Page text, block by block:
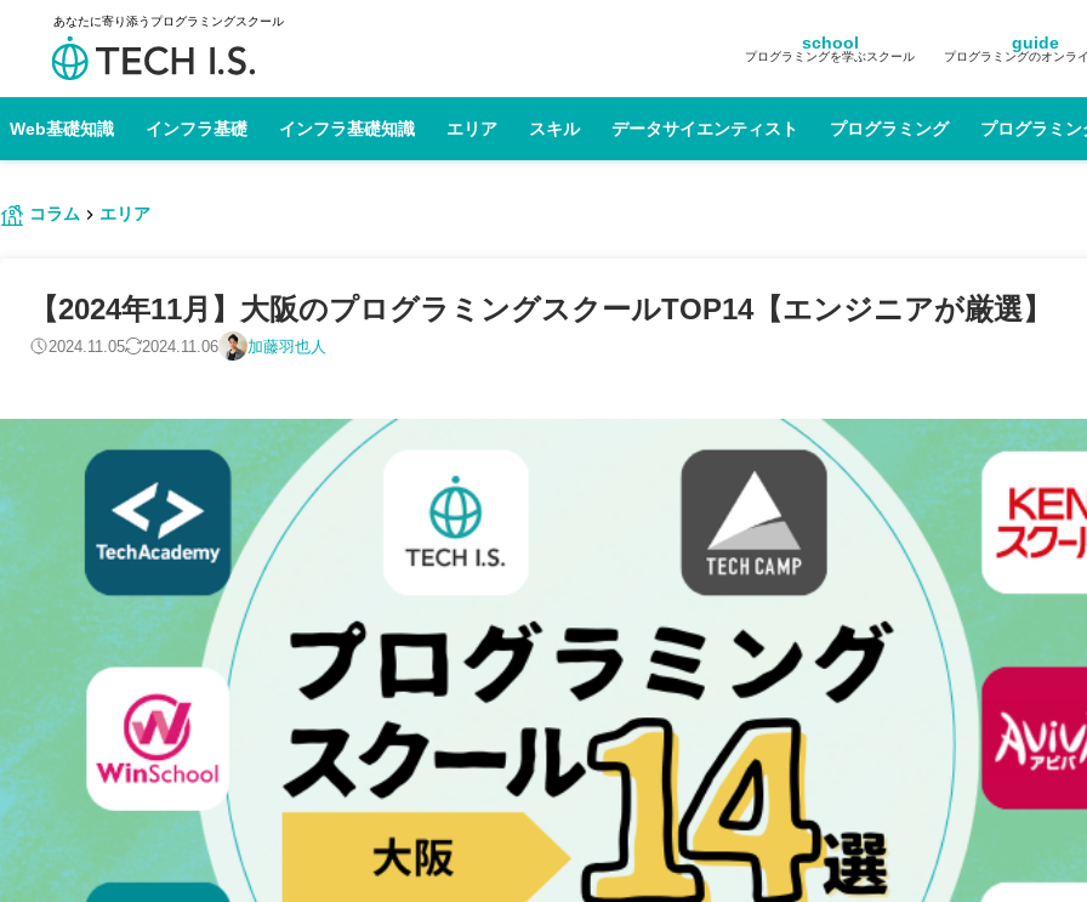
あなたに寄り添うプログラミングスクール
school
プログラミングを学ぶスクール
guide
プログラミングのオンラ
Web基礎知識 インフラ基礎 インフラ基礎知識 エリア スキル データサイエンティスト プログラミング プログラミン
コラム エリア
【2024年11月】大阪のプログラミングスクールTOP14【エンジニアが厳選】
2024.11.05 2024.11.06 加藤羽也人